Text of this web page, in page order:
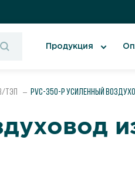
Продукция
PVC-350-P Усиленный